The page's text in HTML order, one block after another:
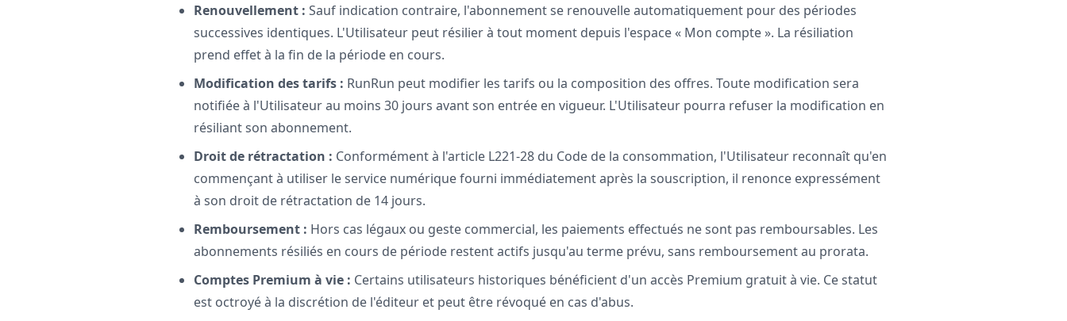
Renouvellement : Sauf indication contraire, l'abonnement se renouvelle automatiquement pour des périodes
successives identiques. L'Utilisateur peut résilier à tout moment depuis l'espace « Mon compte ». La résiliation
prend effet à la fin de la période en cours.
Modification des tarifs : RunRun peut modifier les tarifs ou la composition des offres. Toute modification sera
notifiée à l'Utilisateur au moins 30 jours avant son entrée en vigueur. L'Utilisateur pourra refuser la modification en
résiliant son abonnement.
Droit de rétractation : Conformément à l'article L221-28 du Code de la consommation, l'Utilisateur reconnaît qu'en
commençant à utiliser le service numérique fourni immédiatement après la souscription, il renonce expressément
à son droit de rétractation de 14 jours.
Remboursement : Hors cas légaux ou geste commercial, les paiements effectués ne sont pas remboursables. Les
abonnements résiliés en cours de période restent actifs jusqu'au terme prévu, sans remboursement au prorata.
Comptes Premium à vie : Certains utilisateurs historiques bénéficient d'un accès Premium gratuit à vie. Ce statut
est octroyé à la discrétion de l'éditeur et peut être révoqué en cas d'abus.